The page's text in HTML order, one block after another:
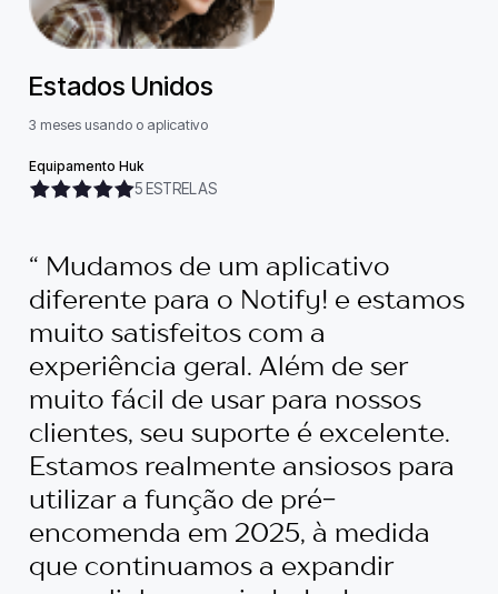
Estados Unidos
3 meses usando o aplicativo
Equipamento Huk
5 ESTRELAS
“ Mudamos de um aplicativo
diferente para o Notify! e estamos
muito satisfeitos com a
experiência geral. Além de ser
muito fácil de usar para nossos
clientes, seu suporte é excelente.
Estamos realmente ansiosos para
utilizar a função de pré-
encomenda em 2025, à medida
que continuamos a expandir